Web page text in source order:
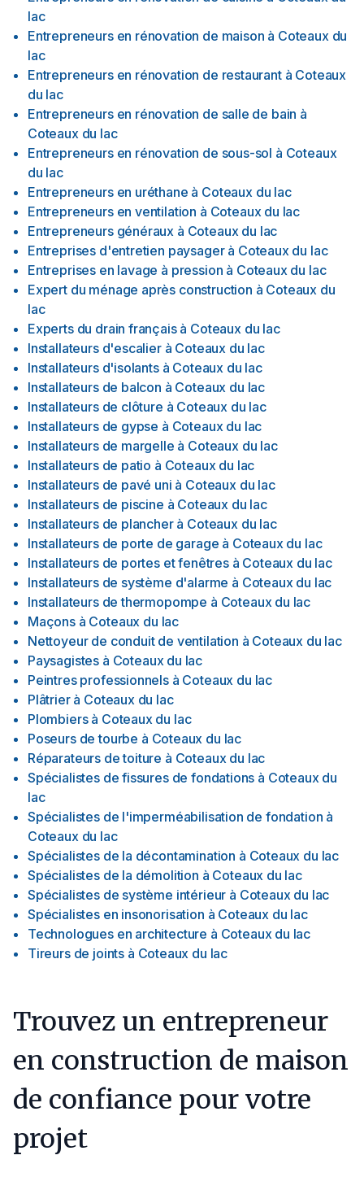
lac
Entrepreneurs en rénovation de maison à Coteaux du
lac
Entrepreneurs en rénovation de restaurant à Coteaux
du lac
Entrepreneurs en rénovation de salle de bain à
Coteaux du lac
Entrepreneurs en rénovation de sous-sol à Coteaux
du lac
Entrepreneurs en uréthane à Coteaux du lac
Entrepreneurs en ventilation à Coteaux du lac
Entrepreneurs généraux à Coteaux du lac
Entreprises d'entretien paysager à Coteaux du lac
Entreprises en lavage à pression à Coteaux du lac
Expert du ménage après construction à Coteaux du
lac
Experts du drain français à Coteaux du lac
Installateurs d'escalier à Coteaux du lac
Installateurs d'isolants à Coteaux du lac
Installateurs de balcon à Coteaux du lac
Installateurs de clôture à Coteaux du lac
Installateurs de gypse à Coteaux du lac
Installateurs de margelle à Coteaux du lac
Installateurs de patio à Coteaux du lac
Installateurs de pavé uni à Coteaux du lac
Installateurs de piscine à Coteaux du lac
Installateurs de plancher à Coteaux du lac
Installateurs de porte de garage à Coteaux du lac
Installateurs de portes et fenêtres à Coteaux du lac
Installateurs de système d'alarme à Coteaux du lac
Installateurs de thermopompe à Coteaux du lac
Maçons à Coteaux du lac
Nettoyeur de conduit de ventilation à Coteaux du lac
Paysagistes à Coteaux du lac
Peintres professionnels à Coteaux du lac
Plâtrier à Coteaux du lac
Plombiers à Coteaux du lac
Poseurs de tourbe à Coteaux du lac
Réparateurs de toiture à Coteaux du lac
Spécialistes de fissures de fondations à Coteaux du
lac
Spécialistes de l'imperméabilisation de fondation à
Coteaux du lac
Spécialistes de la décontamination à Coteaux du lac
Spécialistes de la démolition à Coteaux du lac
Spécialistes de système intérieur à Coteaux du lac
Spécialistes en insonorisation à Coteaux du lac
Technologues en architecture à Coteaux du lac
Tireurs de joints à Coteaux du lac
Trouvez un entrepreneur
en construction de maison
de confiance pour votre
projet